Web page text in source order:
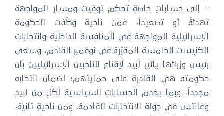
– إلى حساباتٍ خاصة تحكم توقيت ومسار المواجهة
تهدئةً أو تصعيداً، فمن ناحية وظّفت الحكومة
الإسرائيلية المواجهة في المنافسة الداخلية وانتخابات
الكنيست الخامسة المقرّرة في نوفمبر القادم، وسعي
رئيس وزرائها يائير لبيد لإقناع الناخبين الإسرائيليين بأن
حكومته هي القادرة على حمايتهم؛ لضمان انتخابه
مجدداً، وبما يخدم الحسابات السياسية لكلٍ من لبيد
وغانتس في جولة الانتخابات القادمة. ومن ناحيةٍ ثانية،